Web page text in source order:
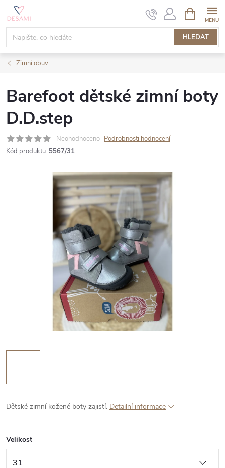
Přejít
obsah
HLEDAT
NÁKUPNÍ
KOŠÍK
Zimní obuv
Barefoot dětské zimní boty
D.D.step
Neohodnoceno Podrobnosti hodnocení
Kód produktu: 5567/31
Dětské zimní kožené boty zajistí. Detailní informace
Velikost